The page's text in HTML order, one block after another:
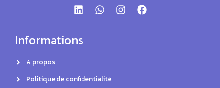
Informations
A propos
Politique de confidentialité